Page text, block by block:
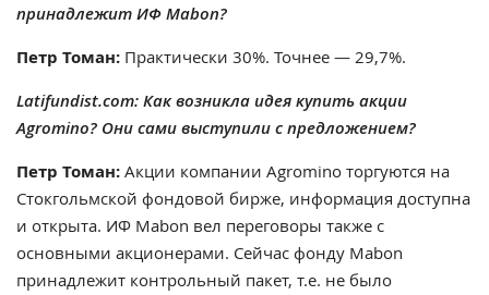
принадлежит ИФ Mabon?
Петр Томан: Практически 30%. Точнее — 29,7%.
Latifundist.com: Как возникла идея купить акции
Agromino? Они сами выступили с предложением?
Петр Томан: Акции компании Agromino торгуются на
Стокгольмской фондовой бирже, информация доступна
и открыта. ИФ Mabon вел переговоры также с
основными акционерами. Сейчас фонду Mabon
принадлежит контрольный пакет, т.е. не было